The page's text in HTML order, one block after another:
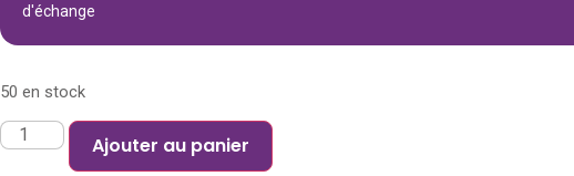
d'échange
50 en stock
Ajouter au panier